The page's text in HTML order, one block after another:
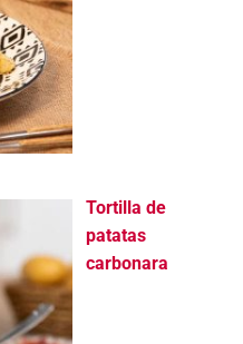
Tortilla de
patatas
carbonara